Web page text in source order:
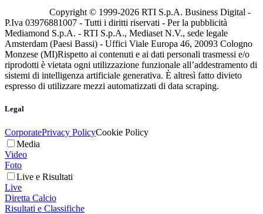
Copyright © 1999-2026 RTI S.p.A. Business Digital -
P.Iva 03976881007 - Tutti i diritti riservati - Per la pubblicità
Mediamond S.p.A. - RTI S.p.A., Mediaset N.V., sede legale
Amsterdam (Paesi Bassi) - Uffici Viale Europa 46, 20093 Cologno
Monzese (MI)Rispetto ai contenuti e ai dati personali trasmessi e/o
riprodotti è vietata ogni utilizzazione funzionale all’addestramento di
sistemi di intelligenza artificiale generativa. È altresì fatto divieto
espresso di utilizzare mezzi automatizzati di data scraping.
Legal
CorporatePrivacy PolicyCookie Policy
Media
Video
Foto
Live e Risultati
Live
Diretta Calcio
Risultati e Classifiche